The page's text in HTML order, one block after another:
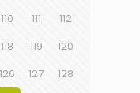
110 111
112
118 119
120
126 127
128